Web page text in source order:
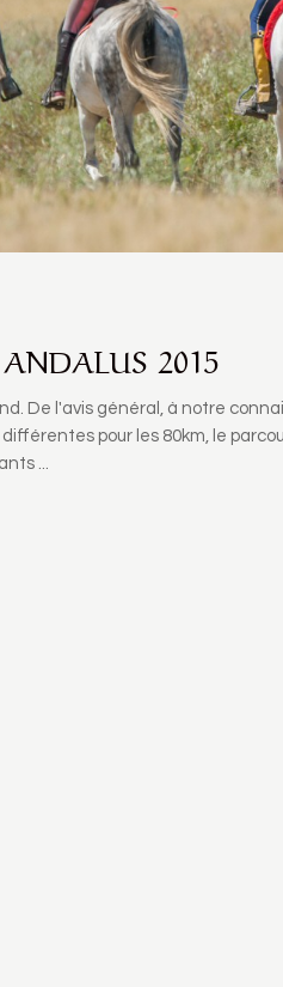
2015
De l'avis général, à notre
pour les 80km, le